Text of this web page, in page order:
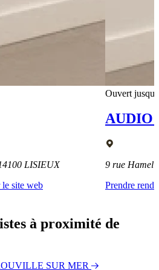
LISIEUX
site web
Ouvert
AUDIO
9 rue
Prendre
à proximité de
SUR MER